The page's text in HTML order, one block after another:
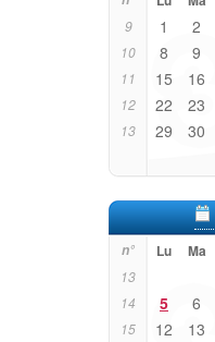
9 1 2
10 8 9
11 15 16
12 22 23
13 29 30
n° Lu Ma
13
14 5 6
15 12 13